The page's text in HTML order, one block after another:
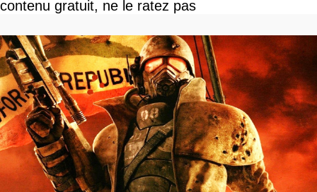
contenu gratuit, ne le ratez pas